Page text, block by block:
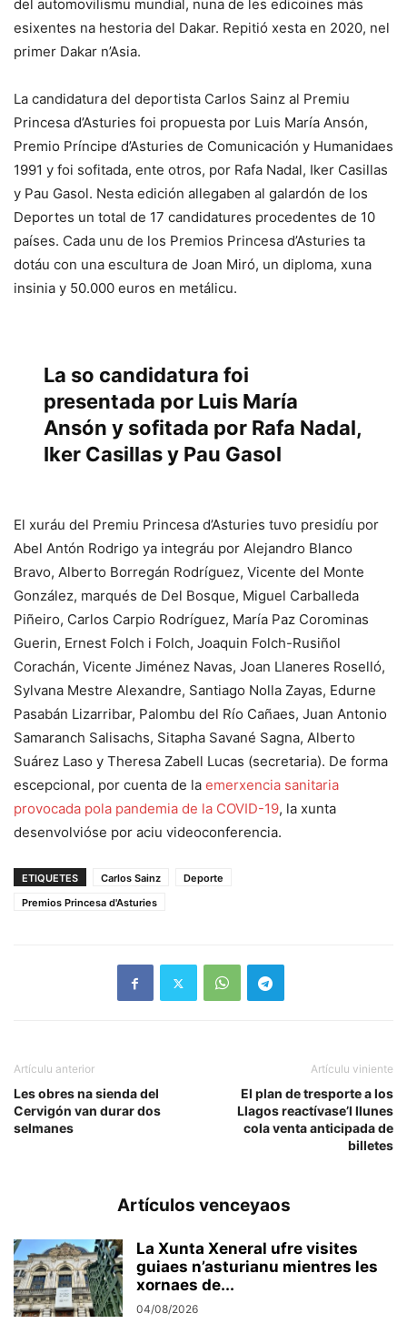
del automovilismu mundial, nuna de les edicoines más
esixentes na hestoria del Dakar. Repitió xesta en 2020, nel
primer Dakar n’Asia.
La candidatura del deportista Carlos Sainz al Premiu
Princesa d’Asturies foi propuesta por Luis María Ansón,
Premio Príncipe d’Asturies de Comunicación y Humanidaes
1991 y foi sofitada, ente otros, por Rafa Nadal, Iker Casillas
y Pau Gasol. Nesta edición allegaben al galardón de los
Deportes un total de 17 candidatures procedentes de 10
países. Cada unu de los Premios Princesa d’Asturies ta
dotáu con una escultura de Joan Miró, un diploma, xuna
insinia y 50.000 euros en metálicu.
La so candidatura foi
presentada por Luis María
Ansón y sofitada por Rafa Nadal,
Iker Casillas y Pau Gasol
El xuráu del Premiu Princesa d’Asturies tuvo presidíu por
Abel Antón Rodrigo ya integráu por Alejandro Blanco
Bravo, Alberto Borregán Rodríguez, Vicente del Monte
González, marqués de Del Bosque, Miguel Carballeda
Piñeiro, Carlos Carpio Rodríguez, María Paz Corominas
Guerin, Ernest Folch i Folch, Joaquin Folch-Rusiñol
Corachán, Vicente Jiménez Navas, Joan Llaneres Roselló,
Sylvana Mestre Alexandre, Santiago Nolla Zayas, Edurne
Pasabán Lizarribar, Palombu del Río Cañaes, Juan Antonio
Samaranch Salisachs, Sitapha Savané Sagna, Alberto
Suárez Laso y Theresa Zabell Lucas (secretaria). De forma
escepcional, por cuenta de la emerxencia sanitaria
provocada pola pandemia de la COVID-19, la xunta
desenvolvióse por aciu videoconferencia.
ETIQUETES Carlos Sainz
Deporte
Premios Princesa d'Asturies
Artículu anterior
Les obres na sienda del
Cervigón van durar dos
selmanes
Artículu viniente
El plan de tresporte a los
Llagos reactívase’l llunes
cola venta anticipada de
billetes
Artículos venceyaos
La Xunta Xeneral ufre visites
guiaes n’asturianu mientres les
xornaes de...
04/08/2026